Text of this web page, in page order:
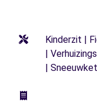
Kinderzit |
|
|